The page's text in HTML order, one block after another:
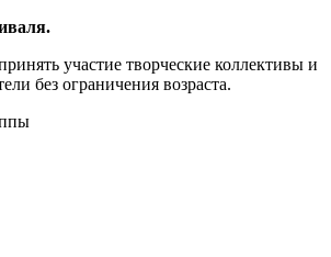
участие творческие коллективы и
без ограничения возраста.